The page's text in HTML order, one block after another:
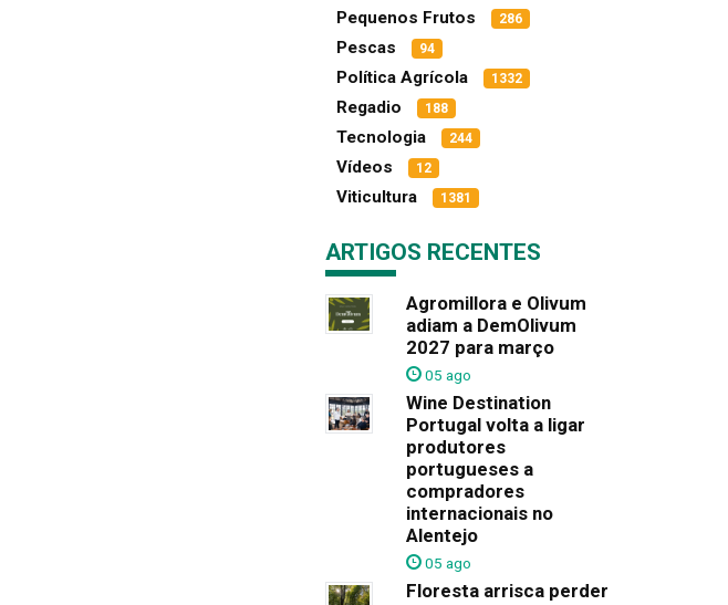
Pequenos Frutos 286
Pescas 94
Política Agrícola 1332
Regadio 188
Tecnologia 244
Vídeos 12
Viticultura 1381
ARTIGOS RECENTES
Agromillora e Olivum
adiam a DemOlivum
2027 para março
05 ago
Wine Destination
Portugal volta a ligar
produtores
portugueses a
compradores
internacionais no
Alentejo
05 ago
Floresta arrisca perder